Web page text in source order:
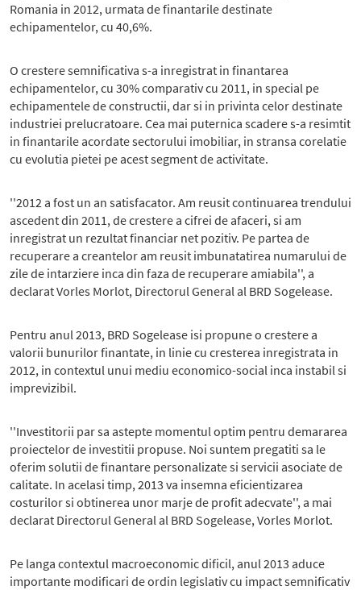
Romania in 2012, urmata de finantarile destinate
echipamentelor, cu 40,6%.
O crestere semnificativa s-a inregistrat in finantarea
echipamentelor, cu 30% comparativ cu 2011, in special pe
echipamentele de constructii, dar si in privinta celor destinate
industriei prelucratoare. Cea mai puternica scadere s-a resimtit
in finantarile acordate sectorului imobiliar, in stransa corelatie
cu evolutia pietei pe acest segment de activitate.
''2012 a fost un an satisfacator. Am reusit continuarea trendului
ascedent din 2011, de crestere a cifrei de afaceri, si am
inregistrat un rezultat financiar net pozitiv. Pe partea de
recuperare a creantelor am reusit imbunatatirea numarului de
zile de intarziere inca din faza de recuperare amiabila'', a
declarat Vorles Morlot, Directorul General al BRD Sogelease.
Pentru anul 2013, BRD Sogelease isi propune o crestere a
valorii bunurilor finantate, in linie cu cresterea inregistrata in
2012, in contextul unui mediu economico-social inca instabil si
imprevizibil.
''Investitorii par sa astepte momentul optim pentru demararea
proiectelor de investitii propuse. Noi suntem pregatiti sa le
oferim solutii de finantare personalizate si servicii asociate de
calitate. In acelasi timp, 2013 va insemna eficientizarea
costurilor si obtinerea unor marje de profit adecvate'', a mai
declarat Directorul General al BRD Sogelease, Vorles Morlot.
Pe langa contextul macroeconomic dificil, anul 2013 aduce
importante modificari de ordin legislativ cu impact semnificativ